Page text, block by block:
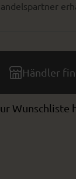
Händler
Wunschliste